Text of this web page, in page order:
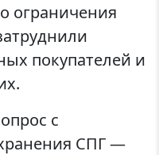
ограничения
покупателей и
с
СПГ —